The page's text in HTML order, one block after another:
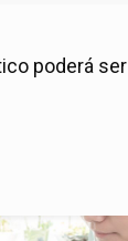
poderá ser